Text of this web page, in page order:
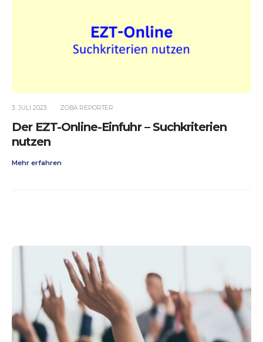
3. JULI 2023 ZOBA REPORTER
Der EZT-Online-Einfuhr – Suchkriterien
nutzen
Mehr erfahren